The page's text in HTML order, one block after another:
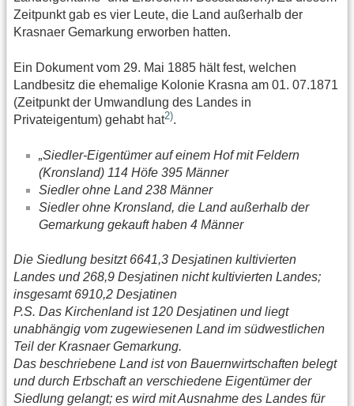
Zeitpunkt gab es vier Leute, die Land außerhalb der
Krasnaer Gemarkung erworben hatten.
Ein Dokument vom 29. Mai 1885 hält fest, welchen
Landbesitz die ehemalige Kolonie Krasna am 01. 07.1871
(Zeitpunkt der Umwandlung des Landes in
Privateigentum) gehabt hat2).
„Siedler-Eigentümer auf einem Hof mit Feldern
(Kronsland) 114 Höfe 395 Männer
Siedler ohne Land 238 Männer
Siedler ohne Kronsland, die Land außerhalb der
Gemarkung gekauft haben 4 Männer
Die Siedlung besitzt 6641,3 Desjatinen kultivierten
Landes und 268,9 Desjatinen nicht kultivierten Landes;
insgesamt 6910,2 Desjatinen
P.S. Das Kirchenland ist 120 Desjatinen und liegt
unabhängig vom zugewiesenen Land im südwestlichen
Teil der Krasnaer Gemarkung.
Das beschriebene Land ist von Bauernwirtschaften belegt
und durch Erbschaft an verschiedene Eigentümer der
Siedlung gelangt; es wird mit Ausnahme des Landes für